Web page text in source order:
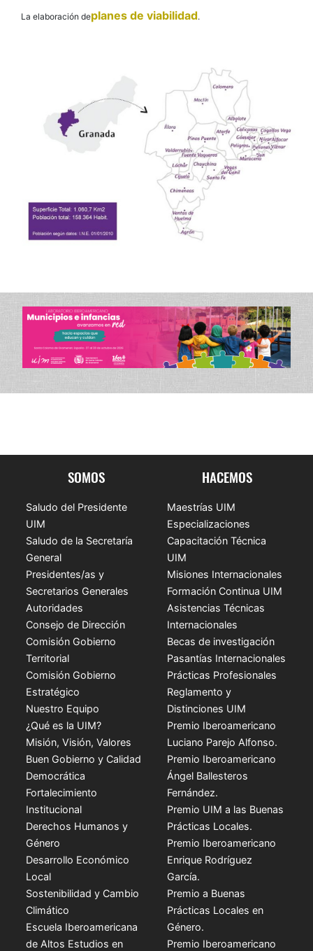
La elaboración deplanes de viabilidad.
SOMOS
Saludo del Presidente
UIM
Saludo de la Secretaría
General
Presidentes/as y
Secretarios Generales
Autoridades
Consejo de Dirección
Comisión Gobierno
Territorial
Comisión Gobierno
Estratégico
Nuestro Equipo
¿Qué es la UIM?
Misión, Visión, Valores
Buen Gobierno y Calidad
Democrática
Fortalecimiento
Institucional
Derechos Humanos y
Género
Desarrollo Económico
Local
Sostenibilidad y Cambio
Climático
Escuela Iberoamericana
de Altos Estudios en
HACEMOS
Maestrías UIM
Especializaciones
Capacitación Técnica
UIM
Misiones Internacionales
Formación Continua UIM
Asistencias Técnicas
Internacionales
Becas de investigación
Pasantías Internacionales
Prácticas Profesionales
Reglamento y
Distinciones UIM
Premio Iberoamericano
Luciano Parejo Alfonso.
Premio Iberoamericano
Ángel Ballesteros
Fernández.
Premio UIM a las Buenas
Prácticas Locales.
Premio Iberoamericano
Enrique Rodríguez
García.
Premio a Buenas
Prácticas Locales en
Género.
Premio Iberoamericano